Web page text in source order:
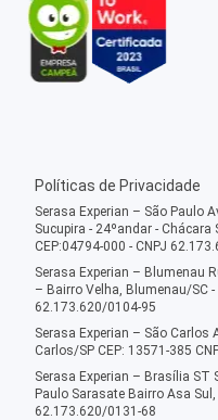
Políticas de Privacidade
Serasa Experian – São Paulo
Sucupira - 24ºandar -
CEP:04794-000 - CNPJ
Serasa Experian – Blumenau
– Bairro Velha, Blumenau/SC -
62.173.620/0104-95
Serasa Experian – São Carlos
Carlos/SP CEP: 13571-385
Serasa Experian – Brasília ST
Paulo Sarasate Bairro Asa
62.173.620/0131-68